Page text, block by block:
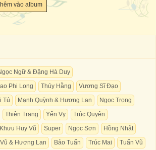
vào album
Ngữ & Đặng Hà Duy
Phi Long
Thúy Hằng
Vương Sĩ Đạo
Tú Mạnh Quỳnh & Hương Lan
Ngọc Trọng
Thiên Trang Yến Vy
Trúc Quyên
Huy Vũ
Super Ngọc Sơn
Hồng Nhật
& Hương Lan Bảo Tuấn Trúc Mai
Tuấn Vũ